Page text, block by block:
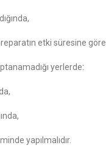
etki süresine
yerlerde:
yapılmalıdır.